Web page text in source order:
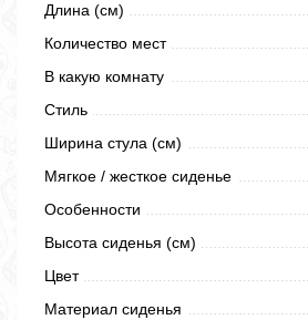
Длина (см)
Количество мест
В какую комнату
Стиль
Ширина стула (см)
Мягкое / жесткое сиденье
Особенности
Высота сиденья (см)
Цвет
Материал сиденья